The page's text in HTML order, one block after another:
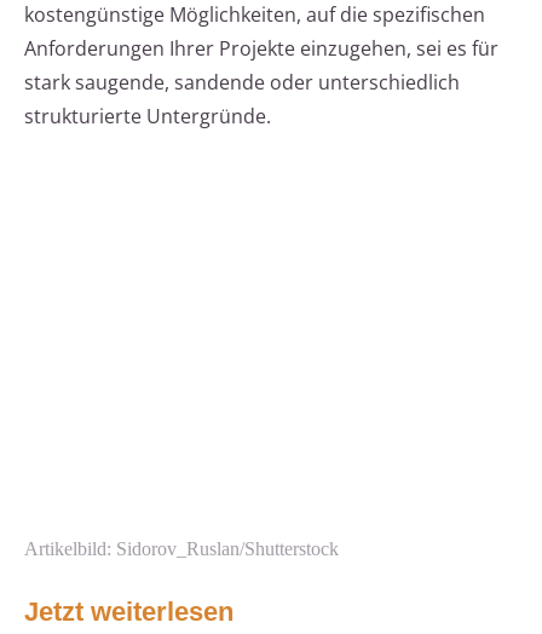
kostengünstige Möglichkeiten, auf die spezifischen
Anforderungen Ihrer Projekte einzugehen, sei es für
stark saugende, sandende oder unterschiedlich
strukturierte Untergründe.
Artikelbild: Sidorov_Ruslan/Shutterstock
Jetzt weiterlesen